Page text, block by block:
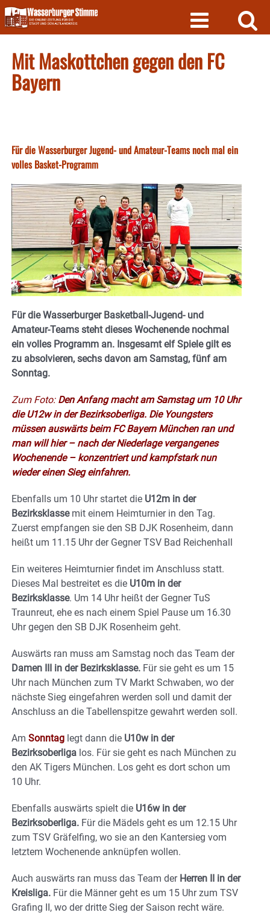
Skip
to
content
Mit Maskottchen gegen den FC
Bayern
Für die Wasserburger Jugend- und Amateur-Teams noch mal ein
volles Basket-Programm
Für die Wasserburger Basketball-Jugend- und
Amateur-Teams steht dieses Wochenende nochmal
ein volles Programm an. Insgesamt elf Spiele gilt es
zu absolvieren, sechs davon am Samstag, fünf am
Sonntag.
Zum Foto: Den Anfang macht am Samstag um 10 Uhr
die U12w in der Bezirksoberliga. Die Youngsters
müssen auswärts beim FC Bayern München ran und
man will hier – nach der Niederlage vergangenes
Wochenende – konzentriert und kampfstark nun
wieder einen Sieg einfahren.
Ebenfalls um 10 Uhr startet die U12m in der
Bezirksklassemit einem Heimturnier in den Tag.
Zuerst empfangen sie den SB DJK Rosenheim, dann
heißt um 11.15 Uhr der Gegner TSV Bad Reichenhall
Ein weiteres Heimturnier findet im Anschluss statt.
Dieses Mal bestreitet es die U10m in der
Bezirksklasse. Um 14 Uhr heißt der Gegner TuS
Traunreut, ehe es nach einem Spiel Pause um 16.30
Uhr gegen den SB DJK Rosenheim geht.
Auswärts ran muss am Samstag noch das Team der
Damen III in der Bezirksklasse. Für sie geht es um 15
Uhr nach München zum TV Markt Schwaben, wo der
nächste Sieg eingefahren werden soll und damit der
Anschluss an die Tabellenspitze gewahrt werden soll.
Am Sonntag legt dann die U10w in der
Bezirksoberliga los. Für sie geht es nach München zu
den AK Tigers München. Los geht es dort schon um
10 Uhr.
Ebenfalls auswärts spielt die U16w in der
Bezirksoberliga. Für die Mädels geht es um 12.15 Uhr
zum TSV Gräfelfing, wo sie an den Kantersieg vom
letztem Wochenende anknüpfen wollen.
Auch auswärts ran muss das Team der Herren II in der
Kreisliga. Für die Männer geht es um 15 Uhr zum TSV
Grafing II, wo der dritte Sieg der Saison recht wäre.